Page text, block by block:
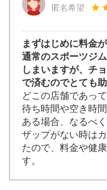
匿名希望
まずはじめに料金
通常のスポーツジ
しまいますが、チ
で済むのでとても
どこの店舗であっ
待ち時間や空き時
ある場合、なるべ
ザップがない時は
たので、料金や健
す。